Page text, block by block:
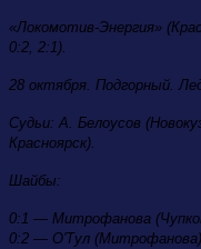
«Локомотив-Энергия»
0:2, 2:1).
28 октября. Подгорный.
Судьи: А. Белоусов
Красноярск).
Шайбы:
0:1 — Митрофанова
0:2 — О'Тул